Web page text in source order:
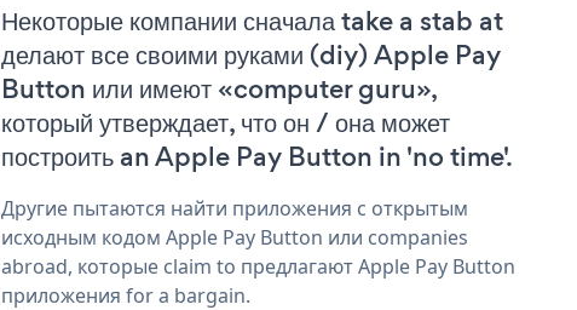
Некоторые компании сначала take a stab at
делают все своими руками (diy) Apple Pay
Button или имеют «computer guru»,
который утверждает, что он / она может
построить an Apple Pay Button in 'no time'.
Другие пытаются найти приложения с открытым
исходным кодом Apple Pay Button или companies
abroad, которые claim to предлагают Apple Pay Button
приложения for a bargain.